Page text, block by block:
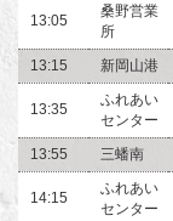
13:05
桑野営業
所
13:15 新岡山港
13:35
ふれあい
センター
13:55 三蟠南
14:15
ふれあい
センター